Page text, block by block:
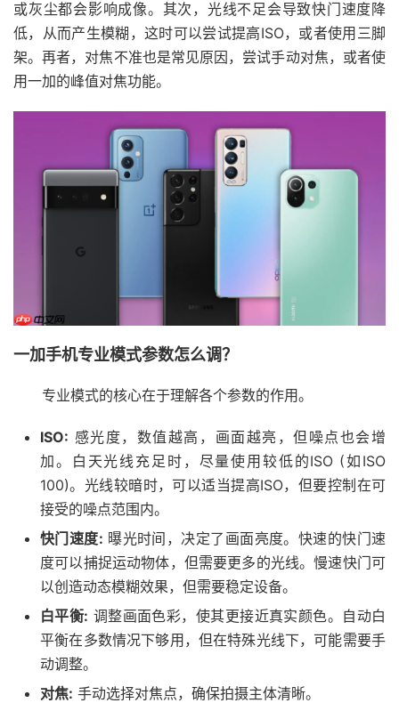
或灰尘都会影响成像。其次，光线不足会导致快门速度降
低，从而产生模糊，这时可以尝试提高ISO，或者使用三脚
架。再者，对焦不准也是常见原因，尝试手动对焦，或者使
用一加的峰值对焦功能。
一加手机专业模式参数怎么调？
专业模式的核心在于理解各个参数的作用。
ISO: 感光度，数值越高，画面越亮，但噪点也会增
加。白天光线充足时，尽量使用较低的ISO (如ISO
100)。光线较暗时，可以适当提高ISO，但要控制在可
接受的噪点范围内。
快门速度: 曝光时间，决定了画面亮度。快速的快门速
度可以捕捉运动物体，但需要更多的光线。慢速快门可
以创造动态模糊效果，但需要稳定设备。
白平衡: 调整画面色彩，使其更接近真实颜色。自动白
平衡在多数情况下够用，但在特殊光线下，可能需要手
动调整。
对焦: 手动选择对焦点，确保拍摄主体清晰。